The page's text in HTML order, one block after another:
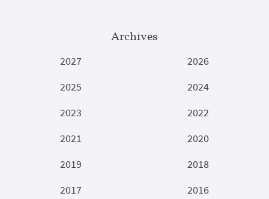
Archives
2027
2026
2025
2024
2023
2022
2021
2020
2019
2018
2017
2016